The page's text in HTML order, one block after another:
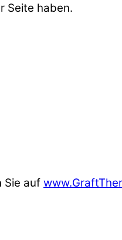
Seite haben.
Sie auf